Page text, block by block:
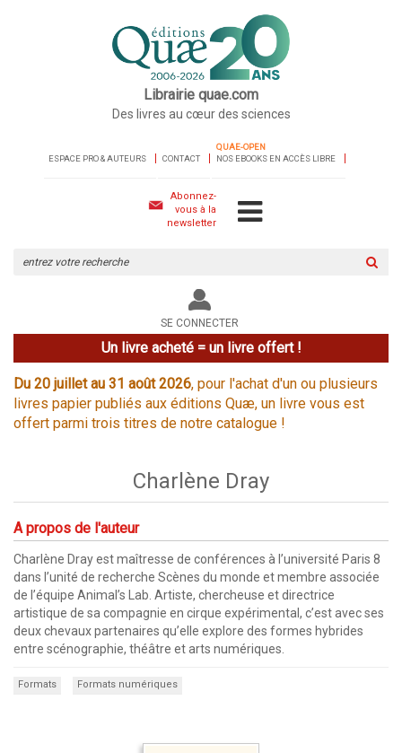
Librairie quae.com
Des livres au cœur des sciences
ESPACE PRO & AUTEURS CONTACT
QUAE-OPEN
NOS EBOOKS EN ACCÈS LIBRE
Abonnez-
vous à la
newsletter
le
site
SE CONNECTER
Un livre acheté = un livre offert !
Du 20 juillet au 31 août 2026, pour l'achat d'un ou plusieurs
livres papier publiés aux éditions Quæ, un livre vous est
offert parmi trois titres de notre catalogue !
Charlène Dray
A propos de l'auteur
Charlène Dray est maîtresse de conférences à l’université Paris 8
dans l’unité de recherche Scènes du monde et membre associée
de l’équipe Animal’s Lab. Artiste, chercheuse et directrice
artistique de sa compagnie en cirque expérimental, c’est avec ses
deux chevaux partenaires qu’elle explore des formes hybrides
entre scénographie, théâtre et arts numériques.
Formats Formats numériques